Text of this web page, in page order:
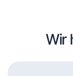
Wir